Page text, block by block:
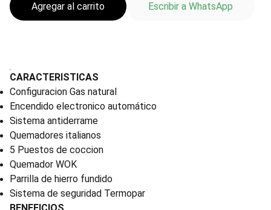
Agregar al carrito Escribir a WhatsApp
CARACTERISTICAS
Configuracion Gas natural
Encendido electronico automático
Sistema antiderrame
Quemadores italianos
5 Puestos de coccion
Quemador WOK
Parrilla de hierro fundido
Sistema de seguridad Termopar